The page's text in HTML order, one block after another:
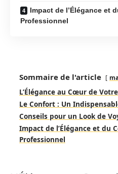
Impact de l’Élégance et
Professionnel
Sommaire de l'article
L’Élégance au Cœur de
Le Confort : Un
Conseils pour un Look de
Impact de l’Élégance et du
Professionnel